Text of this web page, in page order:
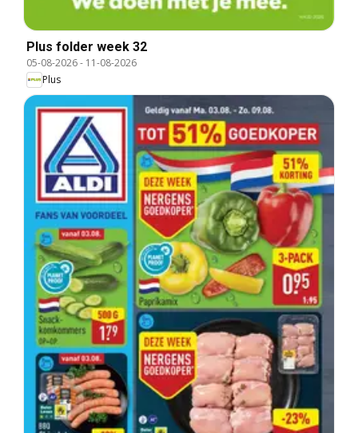
Plus folder week 32
05-08-2026- 11-08-2026
Plus